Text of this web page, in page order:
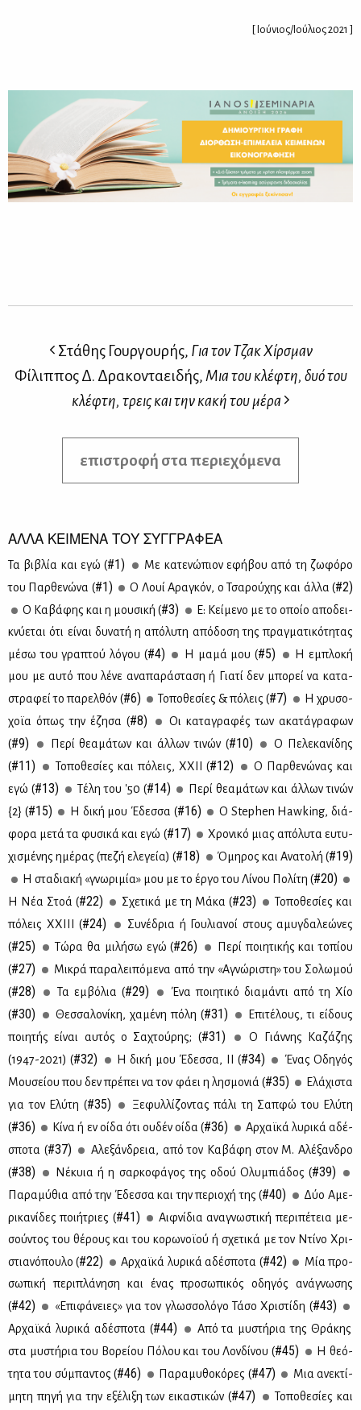
[ Ιούνιος/Ιούλιος 2021 ]
Στάθης Γουργουρής, Για τον Τζακ Χίρσμαν
Φίλιππος Δ. Δρακονταειδής, Mια του κλέφτη, δυό του
κλέφτη, τρεις και την κακή του μέρα
επιστροφή στα περιεχόμενα
ΑΛΛΑ ΚΕΙΜΕΝΑ ΤΟΥ ΣΥΓΓΡΑΦΕΑ
Τα βι­βλία και εγώ (#1)
Με κα­τε­νώ­πιον εφή­βου από τη ζω­φό­ρο
του Παρ­θε­νώ­να (#1) Ο Λουί Αρα­γκόν, ο Τσα­ρού­χης και άλ­λα (#2)
Ο Κα­βά­φης και η μου­σι­κή (#3)
Ε: Κεί­με­νο με το οποίο απο­δει­
κνύ­ε­ται ότι εί­ναι δυ­να­τή η από­λυ­τη από­δο­ση της πραγ­μα­τι­κό­τη­τας
μέ­σω του γρα­πτού λό­γου (#4) Η μα­μά μου (#5)
Η εμπλο­κή
μου με αυ­τό που λέ­νε ανα­πα­ρά­στα­ση ή Για­τί δεν μπο­ρεί να κα­τα­
στρα­φεί το πα­ρελ­θόν (#6) Το­πο­θε­σί­ες & πό­λεις (#7)
Η χρυ­σο­
χοϊα όπως την έζη­σα (#8)
Οι κα­τα­γρα­φές των ακα­τά­γρα­φων
(#9) Πε­ρί θε­α­μά­των και άλ­λων τι­νών (#10)
Ο Πε­λε­κα­νί­δης
(#11) Το­πο­θε­σί­ες και πό­λεις, ΧΧΙΙ (#12)
Ο Παρ­θε­νώ­νας και
εγώ (#13) Τέ­λη του '50 (#14)
Πε­ρί θε­α­μά­των και άλ­λων τι­νών
{2} (#15) Η δι­κή μου Έδεσ­σα (#16)
Ο Stephen Hawking, διά­
φο­ρα με­τά τα φυ­σι­κά και εγώ (#17)
Χρο­νι­κό μιας από­λυ­τα ευ­τυ­
χι­σμέ­νης ημέ­ρας (πε­ζή ελε­γεία) (#18) Όμη­ρος και Ανα­το­λή (#19)
Η στα­δια­κή «γνω­ρι­μία» μου με το έρ­γο του Λί­νου Πο­λί­τη (#20)
Η Νέα Στοά (#22) Σχε­τι­κά με τη Μά­κα (#23)
Το­πο­θε­σί­ες και
πό­λεις ΧΧΙ­ΙΙ (#24)
Συ­νέ­δρια ή Γου­λια­νοί στους αμυ­γδα­λε­ώ­νες
(#25) Τώ­ρα θα μι­λή­σω εγώ (#26)
Πε­ρί ποι­η­τι­κής και το­πί­ου
(#27)
Μι­κρά πα­ρα­λει­πό­με­να από την «Αγνώ­ρι­στη» του Σο­λω­μού
(#28) Τα εμ­βό­λια (#29)
Ένα ποι­η­τι­κό δια­μά­ντι από τη Χίο
(#30) Θεσ­σα­λο­νί­κη, χα­μέ­νη πό­λη (#31)
Επι­τέ­λους, τι εί­δους
ποι­η­τής εί­ναι αυ­τός ο Σα­χτού­ρης; (#31)
Ο Γιάν­νης Κα­ζά­ζης
(1947-2021) (#32) Η δι­κή μου Έδεσ­σα, ΙΙ (#34)
Ένας Οδη­γός
Μου­σεί­ου που δεν πρέ­πει να τον φά­ει η λη­σμο­νιά (#35)
Ελά­χι­στα
για τον Ελύ­τη (#35)
Ξε­φυλ­λί­ζο­ντας πά­λι τη Σαπ­φώ του Ελύ­τη
(#36) Κί­να ή εν οί­δα ότι ου­δέν οί­δα (#36)
Αρ­χαϊ­κά λυ­ρι­κά αδέ­
σπο­τα (#37)
Αλε­ξάν­δρεια, από τον Κα­βά­φη στον Μ. Αλέ­ξαν­δρο
(#38) Νέ­κυια ή η σαρ­κο­φά­γος της οδού Ολυ­μπιά­δος (#39)
Πα­ρα­μύ­θια από την Έδεσ­σα και την πε­ριο­χή της (#40)
Δύο Αμε­
ρι­κα­νί­δες ποι­ή­τριες (#41)
Αιφ­νί­δια ανα­γνω­στι­κή πε­ρι­πέ­τεια με­
σού­ντος του θέ­ρους και του κο­ρω­νοϊ­ού ή σχε­τι­κά με τον Ντί­νο Χρι­
στια­νό­που­λο (#22) Αρ­χαϊ­κά λυ­ρι­κά αδέ­σπο­τα (#42)
Μία προ­
σω­πι­κή πε­ρι­πλά­νη­ση και ένας προ­σω­πι­κός οδη­γός ανά­γνω­σης
(#42) «Επι­φά­νειες» για τον γλωσ­σο­λό­γο Τά­σο Χρι­στί­δη (#43)
Αρ­χαϊ­κά λυ­ρι­κά αδέ­σπο­τα (#44)
Από τα μυ­στή­ρια της Θρά­κης
στα μυ­στή­ρια του Βο­ρεί­ου Πό­λου και του Λον­δί­νου (#45)
Η θε­ό­
τη­τα του σύ­μπα­ντος (#46) Πα­ρα­μυ­θο­κό­ρες (#47)
Μια ανε­κτί­
μη­τη πη­γή για την εξέ­λι­ξη των ει­κα­στι­κών (#47) Το­πο­θε­σί­ες και